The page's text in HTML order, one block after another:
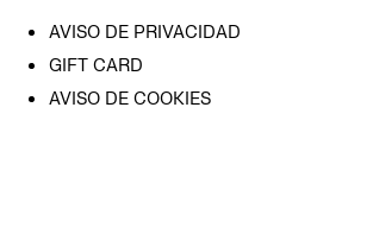
AVISO DE PRIVACIDAD
GIFT CARD
AVISO DE COOKIES